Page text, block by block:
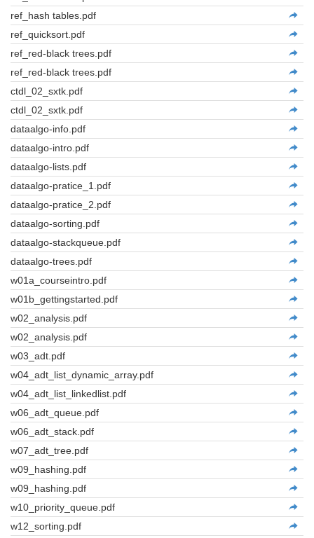
ref_hash tables.pdf
ref_quicksort.pdf
ref_red-black trees.pdf
ref_red-black trees.pdf
ctdl_02_sxtk.pdf
ctdl_02_sxtk.pdf
dataalgo-info.pdf
dataalgo-intro.pdf
dataalgo-lists.pdf
dataalgo-pratice_1.pdf
dataalgo-pratice_2.pdf
dataalgo-sorting.pdf
dataalgo-stackqueue.pdf
dataalgo-trees.pdf
w01a_courseintro.pdf
w01b_gettingstarted.pdf
w02_analysis.pdf
w02_analysis.pdf
w03_adt.pdf
w04_adt_list_dynamic_array.pdf
w04_adt_list_linkedlist.pdf
w06_adt_queue.pdf
w06_adt_stack.pdf
w07_adt_tree.pdf
w09_hashing.pdf
w09_hashing.pdf
w10_priority_queue.pdf
w12_sorting.pdf